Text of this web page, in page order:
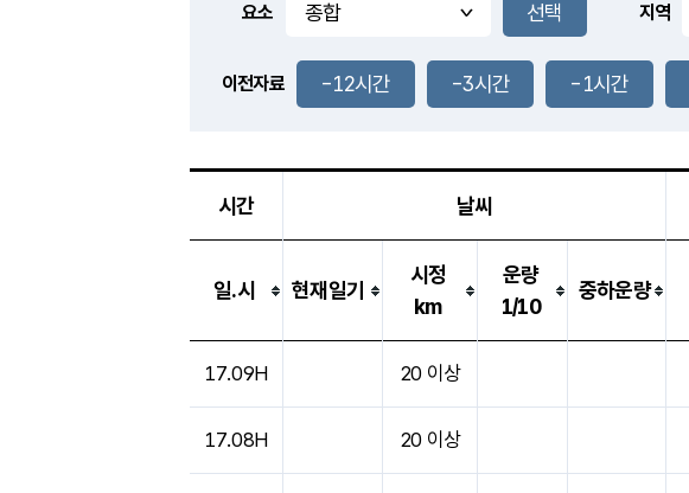
풍도
1.3m/s
-
요소 지역
이전자료 -12시간 -3시간 -1시간
시간 날씨
일.시 현재일기
시정
km
운량
1/10
중하운량
17.09H 20 이상
17.08H 20 이상